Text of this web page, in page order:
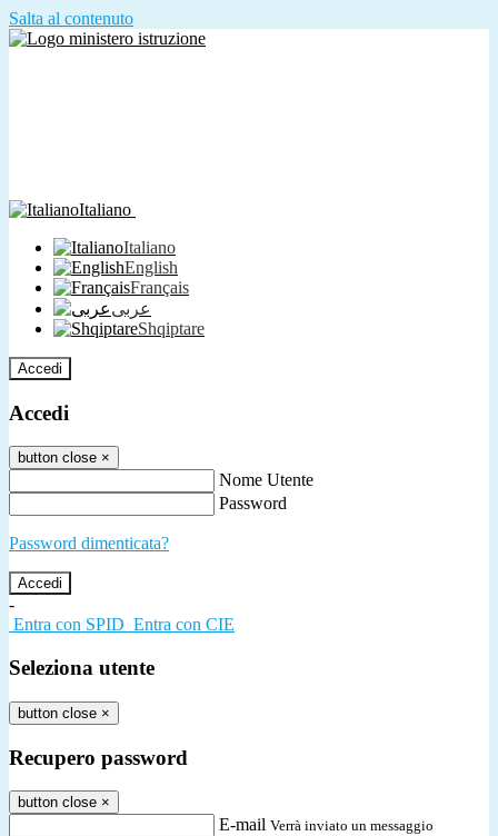
Salta al contenuto
Italiano
Italiano
English
Français
عربى
Shqiptare
Accedi
Accedi
button close ×
Nome Utente
Password
Password dimenticata?
-
Entra con SPID Entra con CIE
Seleziona utente
button close ×
Recupero password
button close ×
E-mail Verrà inviato un messaggio